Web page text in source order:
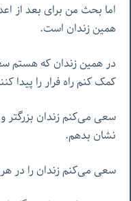
اما بحث من برای بعد از
همین زندان است.
در همین زندان که هستم
کمک کنم راه فرار را پیدا
سعی می‌کنم زندان بزرگتر
نشان بدهم.
سعی می‌کنم زندان را در